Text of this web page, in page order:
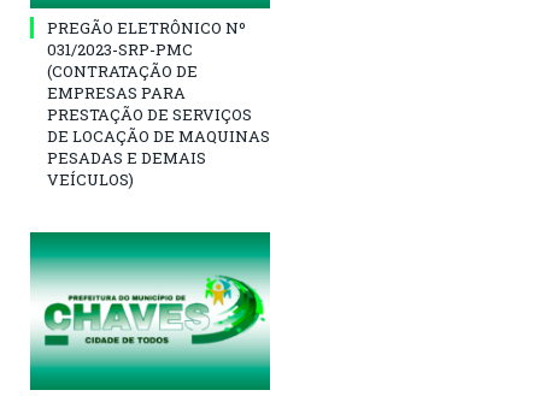
PREGÃO ELETRÔNICO Nº
031/2023-SRP-PMC
(CONTRATAÇÃO DE
EMPRESAS PARA
PRESTAÇÃO DE SERVIÇOS
DE LOCAÇÃO DE MAQUINAS
PESADAS E DEMAIS
VEÍCULOS)